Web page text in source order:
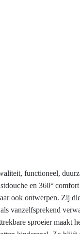
functioneel,
en 360°
ook ontwerpen. Zij
vanzelfsprekend
sproeier maakt